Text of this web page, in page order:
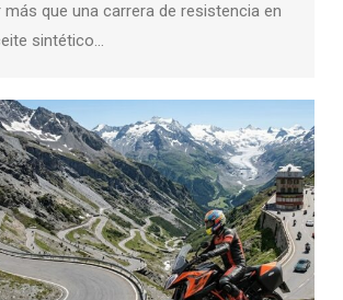
más que una carrera de resistencia en
sintético…